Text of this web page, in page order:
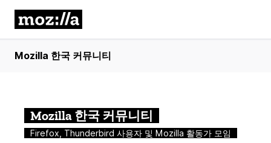
Mozilla 한국 커뮤니티
Mozilla 한국 커뮤니티
Firefox, Thunderbird 사용자 및 Mozilla 활동가 모임